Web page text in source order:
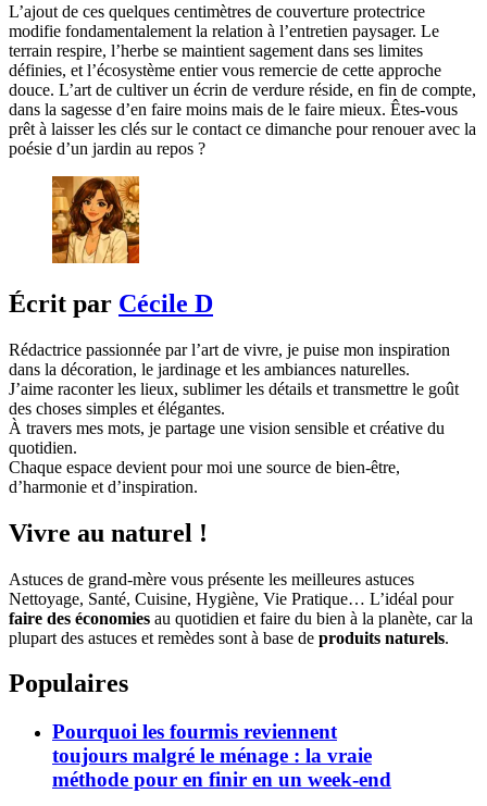
L’ajout de ces quelques centimètres de couverture protectrice
modifie fondamentalement la relation à l’entretien paysager. Le
terrain respire, l’herbe se maintient sagement dans ses limites
définies, et l’écosystème entier vous remercie de cette approche
douce. L’art de cultiver un écrin de verdure réside, en fin de compte,
dans la sagesse d’en faire moins mais de le faire mieux. Êtes-vous
prêt à laisser les clés sur le contact ce dimanche pour renouer avec la
poésie d’un jardin au repos ?
Écrit par Cécile D
Rédactrice passionnée par l’art de vivre, je puise mon inspiration
dans la décoration, le jardinage et les ambiances naturelles.
J’aime raconter les lieux, sublimer les détails et transmettre le goût
des choses simples et élégantes.
À travers mes mots, je partage une vision sensible et créative du
quotidien.
Chaque espace devient pour moi une source de bien-être,
d’harmonie et d’inspiration.
Vivre au naturel !
Astuces de grand-mère vous présente les meilleures astuces
Nettoyage, Santé, Cuisine, Hygiène, Vie Pratique… L’idéal pour
faire des économies au quotidien et faire du bien à la planète, car la
plupart des astuces et remèdes sont à base de produits naturels.
Populaires
Pourquoi les fourmis reviennent
toujours malgré le ménage : la vraie
méthode pour en finir en un week-end